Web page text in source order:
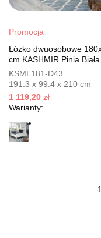
Promocja
Łóżko dwuosobowe
cm KASHMIR Pinia Biała
KSML181-D43
191.3 x 99.4 x 210 cm
1 119,20 zł
Warianty: